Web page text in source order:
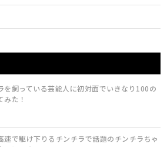
を飼っている芸能人に初対面でいきなり100の
みた！
速で駆け下りるチンチラで話題のチンチラちゃ